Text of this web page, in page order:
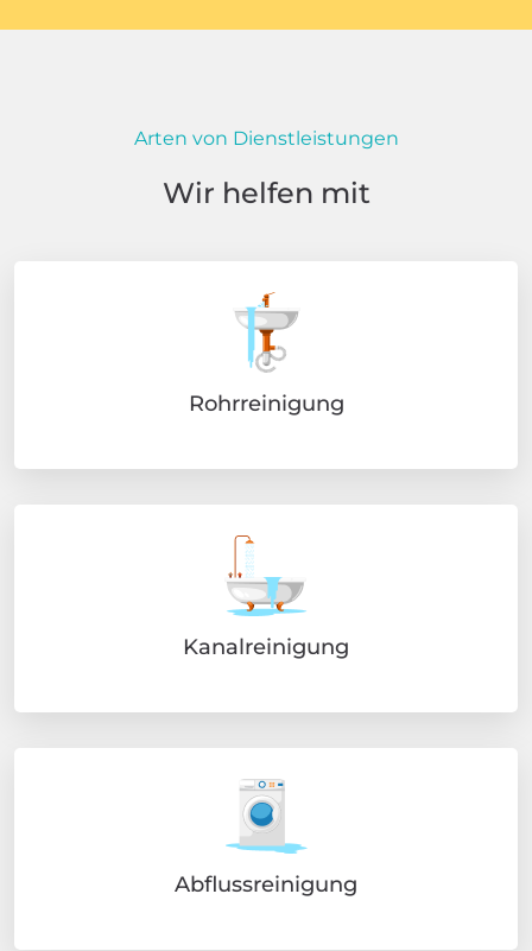
Arten von Dienstleistungen
Wir helfen mit
Rohrreinigung
Kanalreinigung
Abflussreinigung